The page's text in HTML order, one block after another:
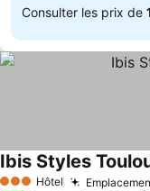
Consulter les prix de
3 ÉtoilesHôtel
Ibis Styles